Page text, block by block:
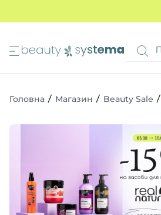
1
Головна / Магазин / Beauty Sale /
КОШИК